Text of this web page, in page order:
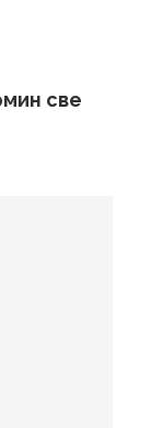
све